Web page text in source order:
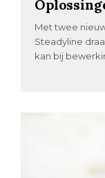
Met twee
Steadyline
kan bij